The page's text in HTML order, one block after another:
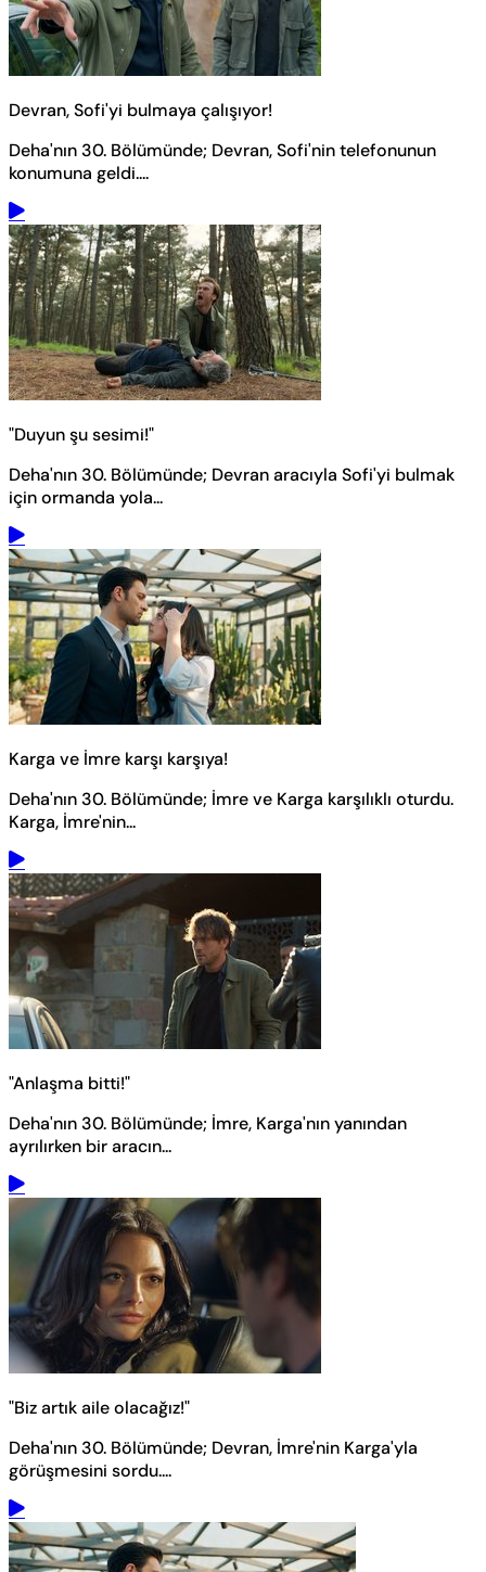
Devran, Sofi'yi bulmaya çalışıyor!
Deha'nın 30. Bölümünde; Devran, Sofi'nin telefonunun
konumuna geldi....
"Duyun şu sesimi!"
Deha'nın 30. Bölümünde; Devran aracıyla Sofi'yi bulmak
için ormanda yola...
Karga ve İmre karşı karşıya!
Deha'nın 30. Bölümünde; İmre ve Karga karşılıklı oturdu.
Karga, İmre'nin...
"Anlaşma bitti!"
Deha'nın 30. Bölümünde; İmre, Karga'nın yanından
ayrılırken bir aracın...
"Biz artık aile olacağız!"
Deha'nın 30. Bölümünde; Devran, İmre'nin Karga'yla
görüşmesini sordu....